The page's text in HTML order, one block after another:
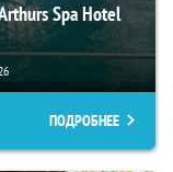
Spa Hotel
ПОДРОБНЕЕ